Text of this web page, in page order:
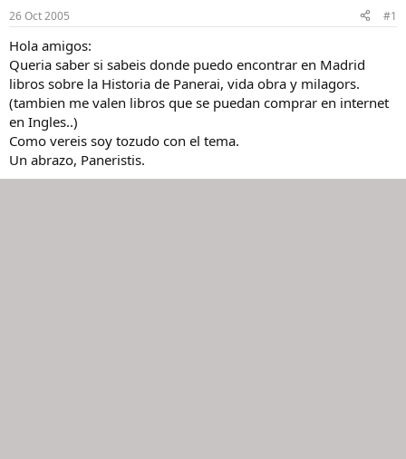
d
e
l
h
i
l
o
i
c
i
o
26 Oct 2005 #1
Hola amigos:
Queria saber si sabeis donde puedo encontrar en Madrid
libros sobre la Historia de Panerai, vida obra y milagors.
(tambien me valen libros que se puedan comprar en internet
en Ingles..)
Como vereis soy tozudo con el tema.
Un abrazo, Paneristis.